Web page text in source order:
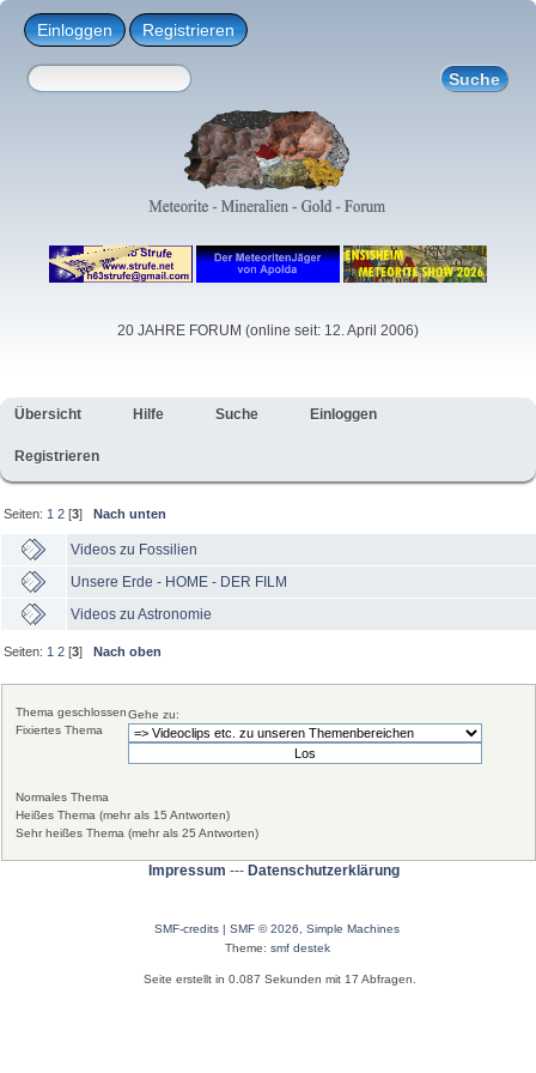
Einloggen Registrieren
20 JAHRE FORUM (online seit: 12. April 2006)
Übersicht Hilfe Suche Einloggen
Registrieren
Seiten: 1 2 [3]Nach unten
Videos zu Fossilien
Unsere Erde - HOME - DER FILM
Videos zu Astronomie
Seiten: 1 2 [3]Nach oben
Gehe zu:
Normales Thema
Heißes Thema (mehr als 15 Antworten)
Sehr heißes Thema (mehr als 25 Antworten)
Thema geschlossen
Fixiertes Thema
Impressum --- Datenschutzerklärung
SMF-credits | SMF © 2026
Simple Machines
Theme: smf destek
Seite erstellt in 0.087 Sekunden mit 17 Abfragen.